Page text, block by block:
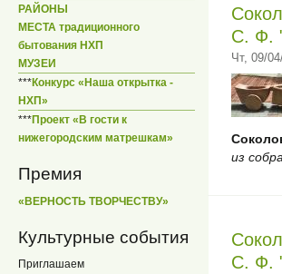
РАЙОНЫ
МЕСТА традиционного
бытования НХП
МУЗЕИ
***Конкурс «Наша открытка -
НХП»
***Проект «В гости к
нижегородским матрешкам»
Премия
«ВЕРНОСТЬ ТВОРЧЕСТВУ»
Культурные события
Приглашаем
С. Ф.
Чт, 09/
из
С. Ф.